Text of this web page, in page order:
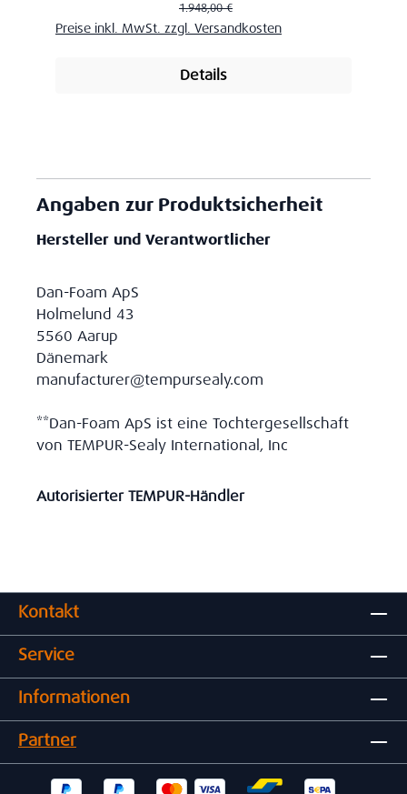
Regulärer Preis:
1.948,00 €
Preise inkl. MwSt. zzgl. Versandkosten
Details
Angaben zur Produktsicherheit
Hersteller und Verantwortlicher
Dan-Foam ApS
Holmelund 43
5560 Aarup
Dänemark
manufacturer@tempursealy.com
**Dan-Foam ApS ist eine Tochtergesellschaft
von TEMPUR-Sealy International, Inc
Autorisierter TEMPUR-Händler
Kontakt
Service
Informationen
Partner